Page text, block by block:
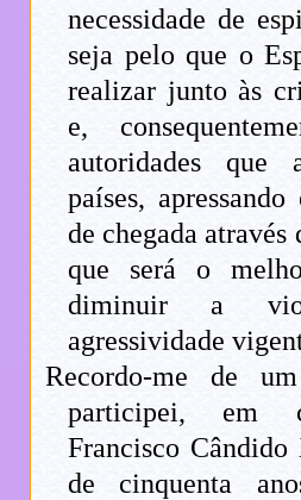
necessidade de
seja pelo que o
realizar junto às
e,
autoridades que
países,
de chegada
que será o
diminuir a
agressividade
Recordo-me de
participei, em
Francisco
de cinquenta